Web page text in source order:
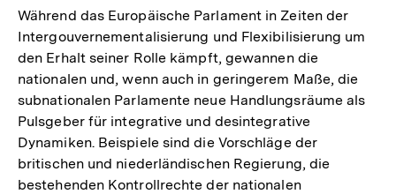
Während das Europäische Parlament in Zeiten der
Intergouvernementalisierung und Flexibilisierung um
den Erhalt seiner Rolle kämpft, gewannen die
nationalen und, wenn auch in geringerem Maße, die
subnationalen Parlamente neue Handlungsräume als
Pulsgeber für integrative und desintegrative
Dynamiken. Beispiele sind die Vorschläge der
britischen und niederländischen Regierung, die
bestehenden Kontrollrechte der nationalen